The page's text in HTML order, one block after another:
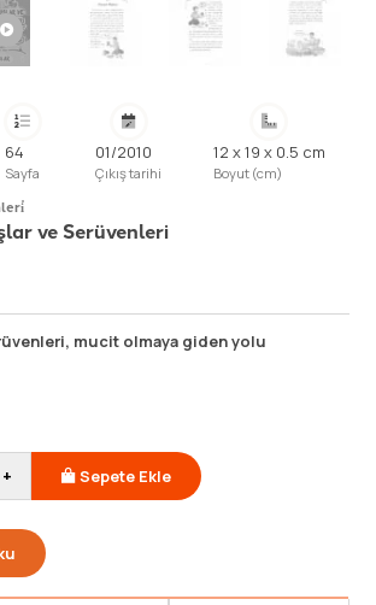
64
Sayfa
01/2010
Çıkış tarihi
12 x 19 x 0.5 cm
Boyut (cm)
ve Serüvenleri
mucit olmaya giden yolu
+ Sepete Ekle